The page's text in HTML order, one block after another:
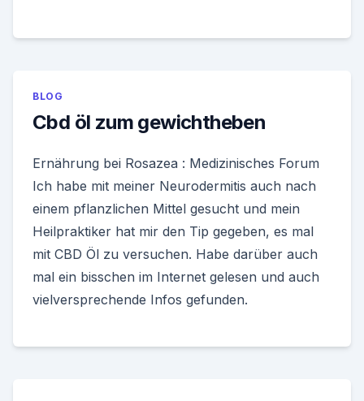
BLOG
Cbd öl zum gewichtheben
Ernährung bei Rosazea : Medizinisches Forum
Ich habe mit meiner Neurodermitis auch nach
einem pflanzlichen Mittel gesucht und mein
Heilpraktiker hat mir den Tip gegeben, es mal
mit CBD Öl zu versuchen. Habe darüber auch
mal ein bisschen im Internet gelesen und auch
vielversprechende Infos gefunden.